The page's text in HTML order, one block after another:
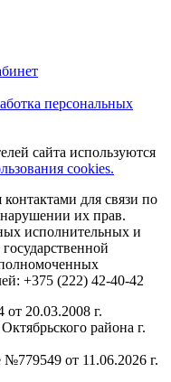
персональных
сайта используются
cookies.
для связи по
их прав.
исполнительных и
+375 (222) 42-40-42
20.03.2008 г.
района г.
№779549 от 11.06.2026 г.